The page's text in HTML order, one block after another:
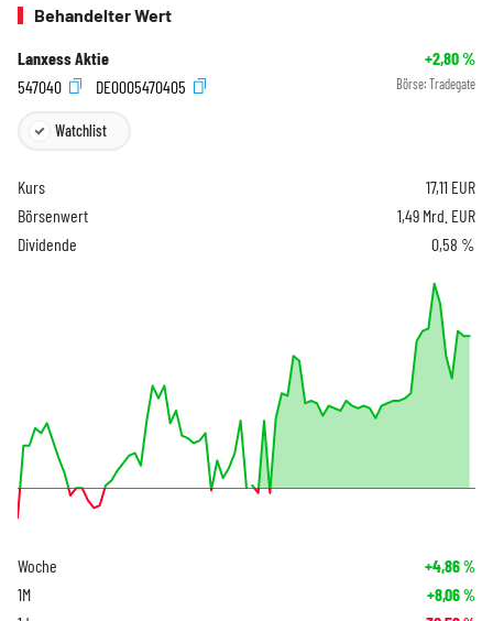
Behandelter Wert
Lanxess Aktie +2,80%
547040
DE0005470405 Börse: Tradegate
Watchlist
Kurs 17,11 EUR
Börsenwert
1,49 Mrd. EUR
Dividende
0,58 %
Woche +4,86%
1M +8,06%